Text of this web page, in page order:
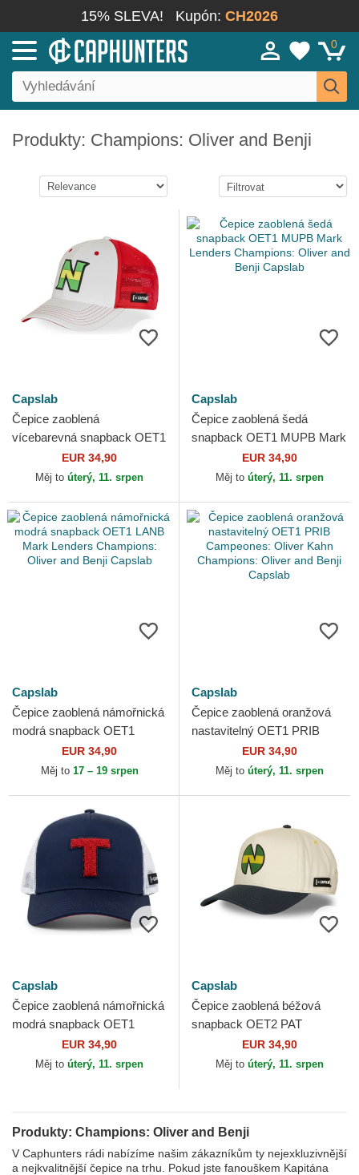
15% SLEVA! Kupón: CH2026
0
Produkty: Champions: Oliver and Benji
Capslab
Čepice zaoblená
vícebarevná snapback OET1
ATTB Champions: Oliver and
Benji Capslab
EUR 34,90
Měj to úterý, 11. srpen
Capslab
Čepice zaoblená šedá
snapback OET1 MUPB Mark
Lenders Champions: Oliver
and Benji Capslab
EUR 34,90
Měj to úterý, 11. srpen
Capslab
Čepice zaoblená námořnická
modrá snapback OET1
LANB Mark Lenders
Champions: Oliver and Benji
EUR 34,90
Měj to 17 – 19 srpen
Capslab
Čepice zaoblená oranžová
nastavitelný OET1 PRIB
Campeones: Oliver Kahn
Champions: Oliver and...
EUR 34,90
Měj to úterý, 11. srpen
Capslab
Čepice zaoblená námořnická
modrá snapback OET1
LAN2B Campeones: Oliver
Atom Champions: Oliver
EUR 34,90
Měj to úterý, 11. srpen
Capslab
Čepice zaoblená béžová
snapback OET2 PAT
Campeones: Oliver Atom
Champions: Oliver and Benji
EUR 34,90
Měj to úterý, 11. srpen
Produkty: Champions: Oliver and Benji
V Caphunters rádi nabízíme našim zákazníkům ty nejexkluzivnější
a nejkvalitnější čepice na trhu. Pokud jste fanouškem Kapitána